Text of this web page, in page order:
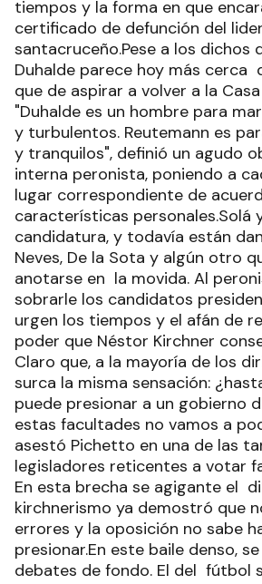
tiempos y la forma en que
certificado de defunción del
santacruceño.Pese a los dichos
Duhalde parece hoy más cerca
que de aspirar a volver a la Casa
"Duhalde es un hombre para
y turbulentos. Reutemann es
y tranquilos", definió un agudo
interna peronista, poniendo a
lugar correspondiente de
características personales.Solá
candidatura, y todavía están
Neves, De la Sota y algún otro
anotarse en la movida. Al
sobrarle los candidatos
urgen los tiempos y el afán de
poder que Néstor Kirchner
Claro que, a la mayoría de los
surca la misma sensación:
puede presionar a un gobierno
estas facultades no vamos a
asestó Pichetto en una de las
legisladores reticentes a votar
En esta brecha se agigante el
kirchnerismo ya demostró que
errores y la oposición no sabe
presionar.En este baile denso,
debates de fondo. El del fútbol